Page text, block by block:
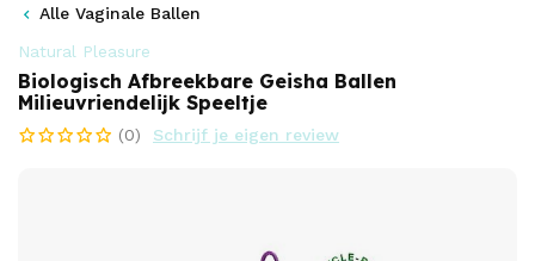
Alle Vaginale Ballen
Natural Pleasure
Biologisch Afbreekbare Geisha Ballen
Milieuvriendelijk Speeltje
(0) Schrijf je eigen review